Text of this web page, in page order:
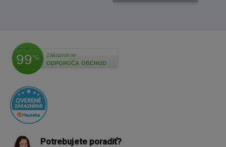
99 %
Zákazníkov
ODPORÚČA OBCHOD
Potrebujete poradiť?